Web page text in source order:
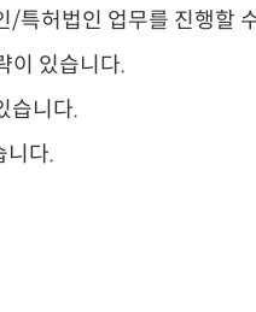
특허법인 업무를 진행할
이 있습니다.
습니다.
니다.